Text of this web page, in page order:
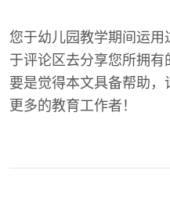
您于幼儿园教学期间运
于评论区去分享您所拥有
要是觉得本文具备帮助
更多的教育工作者！